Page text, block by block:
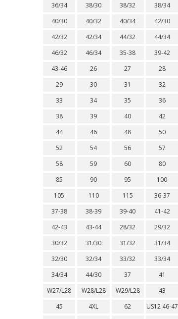
36/34
38/30 38/32
38/34
40/30
40/32 40/34
42/30
42/32
42/34 44/32
44/34
46/32
46/34 35-38
39-42
43-46
26 27
28
29
30 31
32
33
34 35
36
38
39 40
42
44
46 48
50
52
54 56
57
58
59 60
80
85
90 95
100
105
110 115
36-37
37-38
38-39 39-40
41-42
42-43
43-44 28/32
29/32
30/32
31/30 31/32
31/34
32/30
32/34 33/32
33/34
34/34
44/30 37
41
W27/L28
W28/L28 W29/L28
43
45
4XL 62
US12 46-47